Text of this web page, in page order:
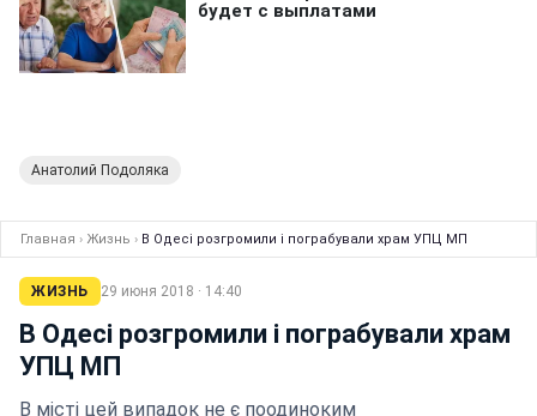
Анатолий Подоляка
Главная › Жизнь › В Одесі розгромили і пограбували храм УПЦ МП
ЖИЗНЬ 29 июня 2018 · 14:40
В Одесі розгромили і пограбували храм
УПЦ МП
В місті цей випадок не є поодиноким